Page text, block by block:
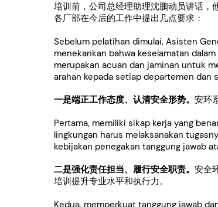
培训前，公司总经理助理沈鹏动员讲话，
各厂部在今后的工作中提出几点要求：
Sebelum pelatihan dimulai, Asisten
menekankan bahwa keselamatan
merupakan acuan dan jaminan untuk
arahan kepada setiap departemen
一是端正工作态度、认清安全形势。 安环
Pertama, memiliki sikap kerja yang
lingkungan harus melaksanakan
kebijakan penegakan tanggung jawab
二是强化责任担当、履行安全职责。 安全
培训提升专业水平和执行力。
Kedua, memperkuat tanggung jawab